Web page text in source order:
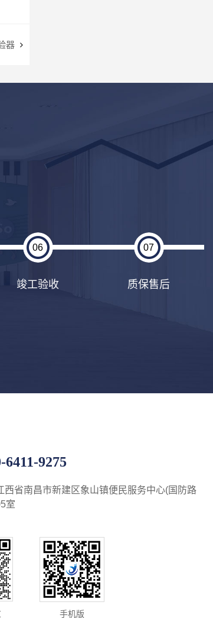
器
06
竣工验收
07
质保售后
6411-9275
西省南昌市新建区象山镇便民服务中心(国防路
室
手机版